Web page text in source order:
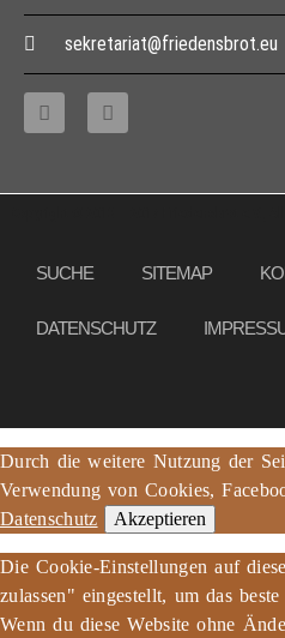
sekretariat@friedensbrot.eu
SUCHE SITEMAP
DATENSCHUTZ
Durch die weitere Nutzung der
Verwendung von Cookies,
Datenschutz
Akzeptieren
Die Cookie-Einstellungen auf
zulassen" eingestellt, um das
Wenn du diese Website ohne